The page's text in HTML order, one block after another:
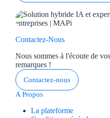
Contactez-Nous
Nous sommes à l'écoute de
remarques !
Contactez-nous
A Propos
La plateforme